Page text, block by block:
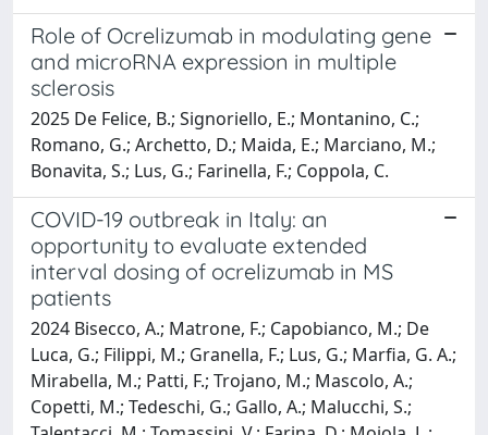
Role of Ocrelizumab in modulating gene
and microRNA expression in multiple
sclerosis
2025 De Felice, B.; Signoriello, E.; Montanino, C.;
Romano, G.; Archetto, D.; Maida, E.; Marciano, M.;
Bonavita, S.; Lus, G.; Farinella, F.; Coppola, C.
COVID-19 outbreak in Italy: an
opportunity to evaluate extended
interval dosing of ocrelizumab in MS
patients
2024 Bisecco, A.; Matrone, F.; Capobianco, M.; De
Luca, G.; Filippi, M.; Granella, F.; Lus, G.; Marfia, G. A.;
Mirabella, M.; Patti, F.; Trojano, M.; Mascolo, A.;
Copetti, M.; Tedeschi, G.; Gallo, A.; Malucchi, S.;